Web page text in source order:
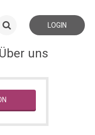
LOGIN
Über uns